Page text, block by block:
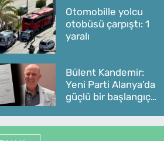
Otomobille yolcu
otobüsü çarpıştı: 1
yaralı
Bülent Kandemir:
Yeni Parti Alanya’da
güçlü bir başlangıç